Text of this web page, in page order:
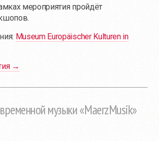
мероприятия пройдёт
Museum Europäischer Kulturen in
→
музыки «MaerzMusik»